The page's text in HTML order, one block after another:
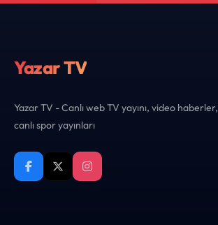
Yazar TV
Yazar TV - Canlı web TV yayını, video haberler,
canlı spor yayınları